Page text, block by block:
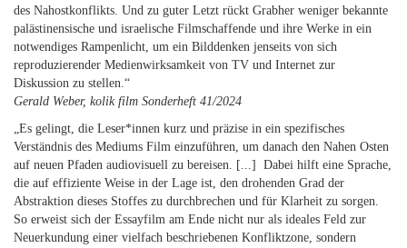
des Nahostkonflikts. Und zu guter Letzt rückt Grabher weniger bekannte
palästinensische und israelische Filmschaffende und ihre Werke in ein
notwendiges Rampenlicht, um ein Bilddenken jenseits von sich
reproduzierender Medienwirksamkeit von TV und Internet zur
Diskussion zu stellen.“
Gerald Weber, kolik film Sonderheft 41/2024
„Es gelingt, die Leser*innen kurz und präzise in ein spezifisches
Verständnis des Mediums Film einzuführen, um danach den Nahen Osten
auf neuen Pfaden audiovisuell zu bereisen. [...] Dabei hilft eine Sprache,
die auf effiziente Weise in der Lage ist, den drohenden Grad der
Abstraktion dieses Stoffes zu durchbrechen und für Klarheit zu sorgen.
So erweist sich der Essayfilm am Ende nicht nur als ideales Feld zur
Neuerkundung einer vielfach beschriebenen Konfliktzone, sondern